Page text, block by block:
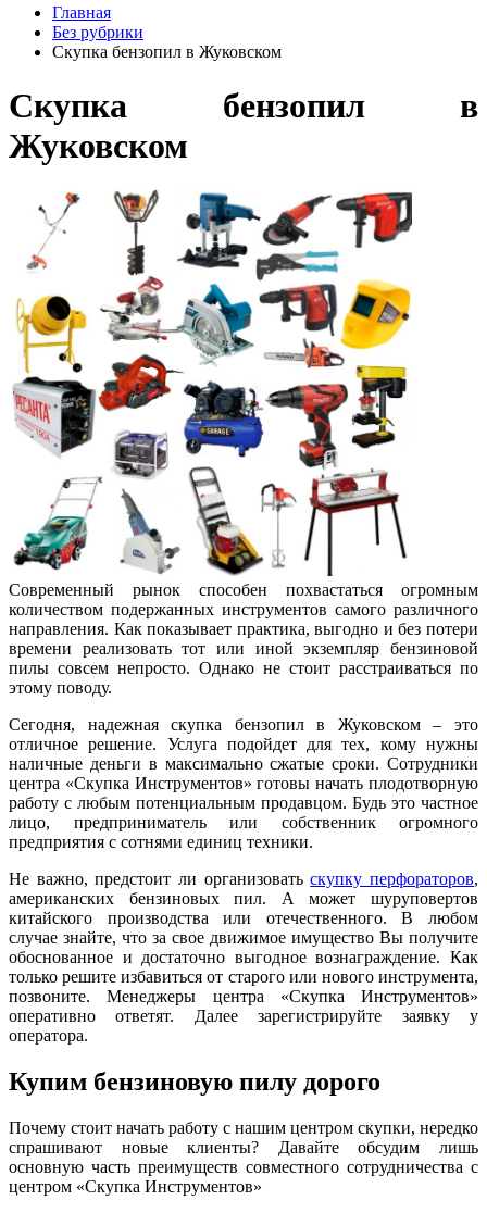
Главная
Без рубрики
Скупка бензопил в Жуковском
Скупка бензопил в
Жуковском
Современный рынок способен похвастаться огромным
количеством подержанных инструментов самого различного
направления. Как показывает практика, выгодно и без потери
времени реализовать тот или иной экземпляр бензиновой
пилы совсем непросто. Однако не стоит расстраиваться по
этому поводу.
Сегодня, надежная скупка бензопил в Жуковском – это
отличное решение. Услуга подойдет для тех, кому нужны
наличные деньги в максимально сжатые сроки. Сотрудники
центра «Скупка Инструментов» готовы начать плодотворную
работу с любым потенциальным продавцом. Будь это частное
лицо, предприниматель или собственник огромного
предприятия с сотнями единиц техники.
Не важно, предстоит ли организоватьскупку перфораторов,
американских бензиновых пил. А может шуруповертов
китайского производства или отечественного. В любом
случае знайте, что за свое движимое имущество Вы получите
обоснованное и достаточно выгодное вознаграждение. Как
только решите избавиться от старого или нового инструмента,
позвоните. Менеджеры центра «Скупка Инструментов»
оперативно ответят. Далее зарегистрируйте заявку у
оператора.
Купим бензиновую пилу дорого
Почему стоит начать работу с нашим центром скупки, нередко
спрашивают новые клиенты? Давайте обсудим лишь
основную часть преимуществ совместного сотрудничества с
центром «Скупка Инструментов»